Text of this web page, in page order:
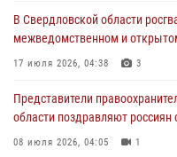
Свердловские росгвардейцы
чемпионате по комплексному
В Свердловской области
межведомственном и
17 июля 2026, 04:38 3
Представители
области поздравляют
08 июля 2026, 04:05 1